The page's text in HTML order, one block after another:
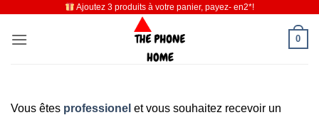
contenu
Ajoutez 3 produits à votre panier, payez- en2*!
0
Vous êtes professionel et vous souhaitez recevoir un